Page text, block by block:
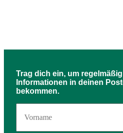
Trag dich ein, um
Informationen in deinen
bekommen.